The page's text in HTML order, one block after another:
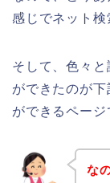
感じでネット検
そして、色々
ができたのが
ができるページ
な